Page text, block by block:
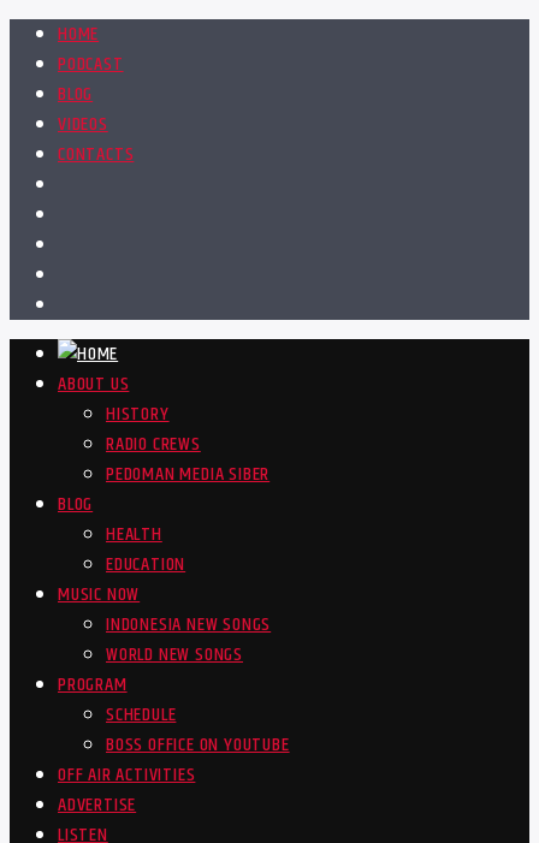
HOME
PODCAST
BLOG
VIDEOS
CONTACTS
ABOUT US
HISTORY
RADIO CREWS
PEDOMAN MEDIA SIBER
BLOG
HEALTH
EDUCATION
MUSIC NOW
INDONESIA NEW SONGS
WORLD NEW SONGS
PROGRAM
SCHEDULE
BOSS OFFICE ON YOUTUBE
OFF AIR ACTIVITIES
ADVERTISE
LISTEN